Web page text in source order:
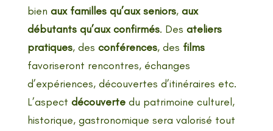
bien aux familles qu’aux seniors, aux
débutants qu’aux confirmés. Des ateliers
pratiques, des conférences, des films
favoriseront rencontres, échanges
d’expériences, découvertes d’itinéraires etc.
L’aspect découvertedu patrimoine culturel,
historique, gastronomique sera valorisé tout